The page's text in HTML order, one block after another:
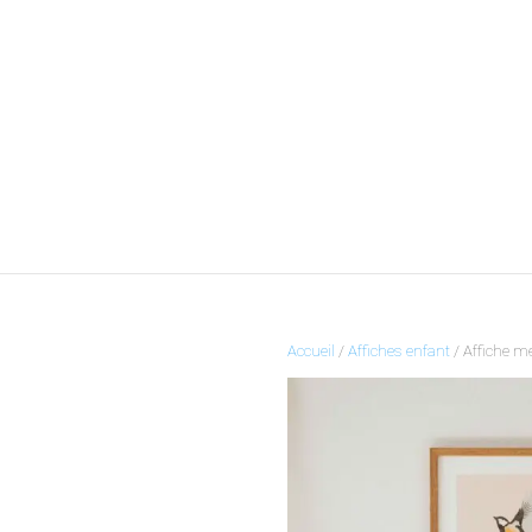
Accueil /Affiches enfant/ Affiche